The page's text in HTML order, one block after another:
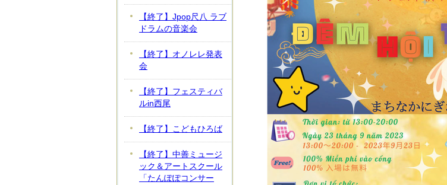
【終了】Jpop尺八 ラブ
ドラムの音楽会
【終了】オノレレ発表
会
【終了】フェスティバ
ルin西尾
【終了】こどもひろば
【終了】中善ミュージ
ック＆アートスクール
「たんぽぽコンサー